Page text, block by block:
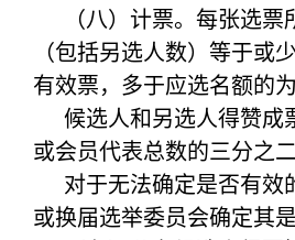
（八）计票。每张选
（包括另选人数）等于或
有效票，多于应选名额的为
候选人和另选人得赞成
或会员代表总数的三分之
对于无法确定是否有效
或换届选举委员会确定其是